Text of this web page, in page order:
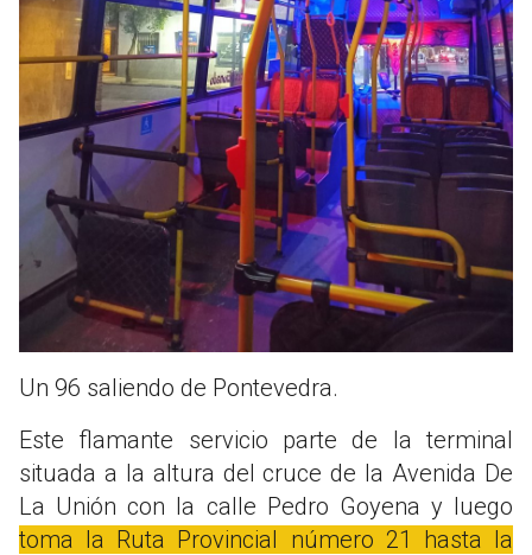
Un 96 saliendo de Pontevedra.
Este flamante servicio parte de la terminal
situada a la altura del cruce de la Avenida De
La Unión con la calle Pedro Goyena y luego
toma la Ruta Provincial número 21 hasta la